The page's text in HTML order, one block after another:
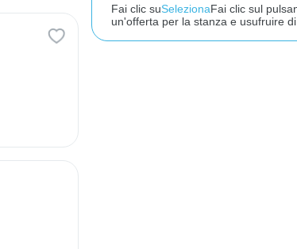
Fai clic suSelezionaFai clic sul
un'offerta per la stanza e usufruire